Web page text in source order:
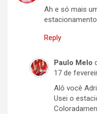
Ah e só mais
Reply
Paulo Melo
17 de
Alô você
Usei o